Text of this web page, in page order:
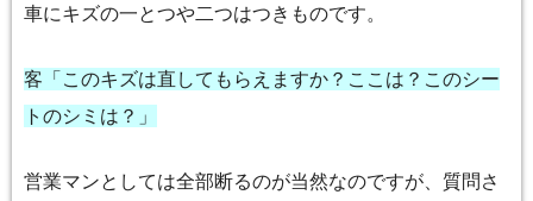
車にキズの一とつや二つはつきものです。
客「このキズは直してもらえますか？ここは？このシー
トのシミは？」
営業マンとしては全部断るのが当然なのですが、質問さ